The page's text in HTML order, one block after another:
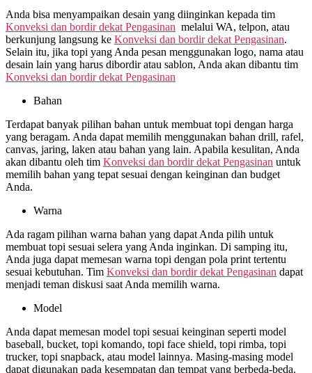
Anda bisa menyampaikan desain yang diinginkan kepada tim
Konveksi dan bordir dekat Pengasinan melalui WA, telpon, atau
berkunjung langsung ke Konveksi dan bordir dekat Pengasinan.
Selain itu, jika topi yang Anda pesan menggunakan logo, nama atau
desain lain yang harus dibordir atau sablon, Anda akan dibantu tim
Konveksi dan bordir dekat Pengasinan
Bahan
Terdapat banyak pilihan bahan untuk membuat topi dengan harga
yang beragam. Anda dapat memilih menggunakan bahan drill, rafel,
canvas, jaring, laken atau bahan yang lain. Apabila kesulitan, Anda
akan dibantu oleh tim Konveksi dan bordir dekat Pengasinan untuk
memilih bahan yang tepat sesuai dengan keinginan dan budget
Anda.
Warna
Ada ragam pilihan warna bahan yang dapat Anda pilih untuk
membuat topi sesuai selera yang Anda inginkan. Di samping itu,
Anda juga dapat memesan warna topi dengan pola print tertentu
sesuai kebutuhan. Tim Konveksi dan bordir dekat Pengasinan dapat
menjadi teman diskusi saat Anda memilih warna.
Model
Anda dapat memesan model topi sesuai keinginan seperti model
baseball, bucket, topi komando, topi face shield, topi rimba, topi
trucker, topi snapback, atau model lainnya. Masing-masing model
dapat digunakan pada kesempatan dan tempat yang berbeda-beda.